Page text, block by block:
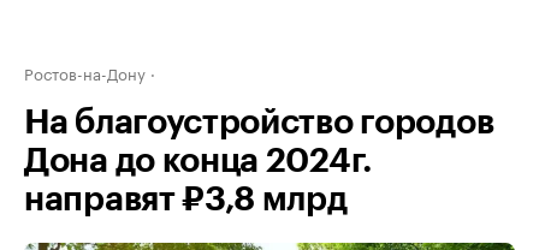
Ростов-на-Дону
На благоустройство городов
Дона до конца 2024г.
направят ₽3,8 млрд